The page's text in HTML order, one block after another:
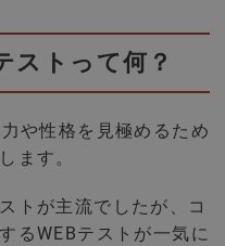
ストって何？
や性格を見極めるため
ます。
トが主流でしたが、コ
るWEBテストが一気に